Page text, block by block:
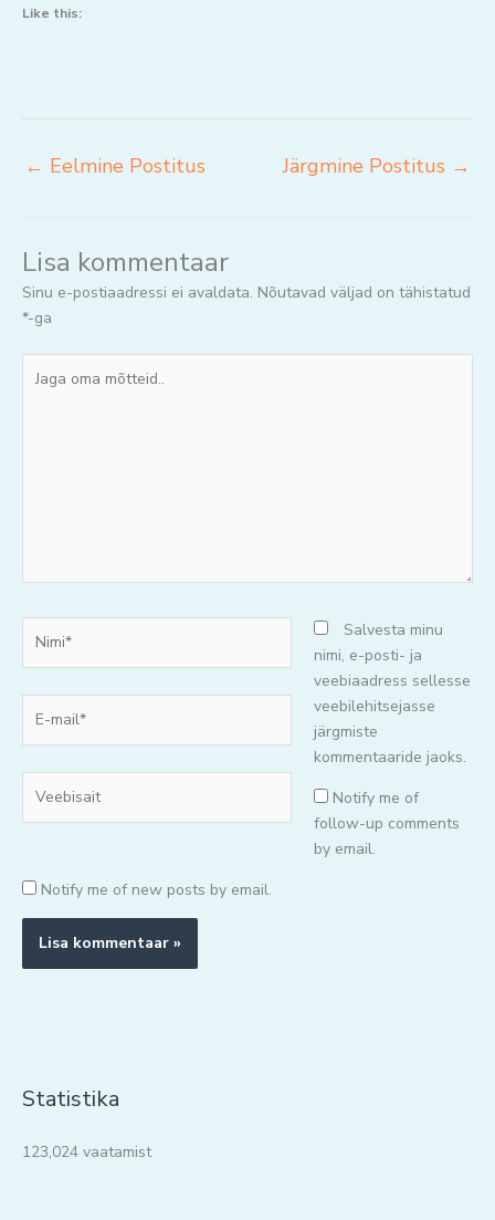
Like this:
← Eelmine Postitus Järgmine Postitus →
Lisa kommentaar
Sinu e-postiaadressi ei avaldata. Nõutavad väljad on tähistatud
*-ga
oma
mail*
Salvesta minu
nimi, e-posti- ja
veebiaadress sellesse
veebilehitsejasse
järgmiste
kommentaaride jaoks.
Notify me of
follow-up comments
by email.
Notify me of new posts by email.
Statistika
123,024 vaatamist